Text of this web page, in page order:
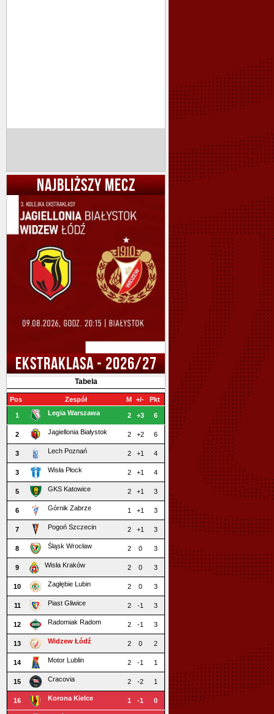
NAJBLIŻSZY MECZ
EKSTRAKLASA - 2026/27
Tabela
Pos Zespół M +/- Pkt
1 Legia Warszawa 2 +3 6
2 Jagiellonia Białystok 2 +2 6
3 Lech Poznań 2 +1 4
3 Wisła Płock 2 +1 4
5 GKS Katowice 2 +1 3
6 Górnik Zabrze 1 +1 3
7 Pogoń Szczecin 2 +1 3
8 Śląsk Wrocław 2 0 3
9 Wisła Kraków 2 0 3
10 Zagłębie Lubin 2 0 3
11 Piast Gliwice 2 -1 3
12 Radomiak Radom 2 -1 3
13 Widzew Łódź 2 0 2
14 Motor Lublin 2 -1 1
15 Cracovia 2 -2 1
16 Korona Kielce 1 -1 0